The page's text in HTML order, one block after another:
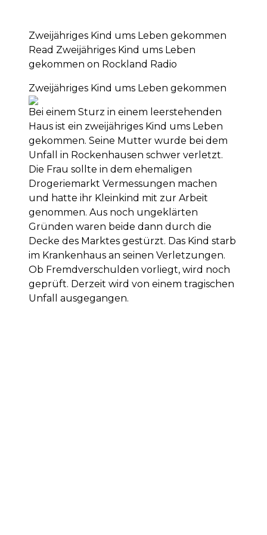
Zweijähriges Kind ums Leben gekommen
Read Zweijähriges Kind ums Leben
gekommen on Rockland Radio
Zweijähriges Kind ums Leben gekommen
Bei einem Sturz in einem leerstehenden
Haus ist ein zweijähriges Kind ums Leben
gekommen. Seine Mutter wurde bei dem
Unfall in Rockenhausen schwer verletzt.
Die Frau sollte in dem ehemaligen
Drogeriemarkt Vermessungen machen
und hatte ihr Kleinkind mit zur Arbeit
genommen. Aus noch ungeklärten
Gründen waren beide dann durch die
Decke des Marktes gestürzt. Das Kind starb
im Krankenhaus an seinen Verletzungen.
Ob Fremdverschulden vorliegt, wird noch
geprüft. Derzeit wird von einem tragischen
Unfall ausgegangen.